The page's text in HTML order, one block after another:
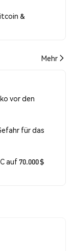
&
Mehr
vor den
für das
auf 70.000 $